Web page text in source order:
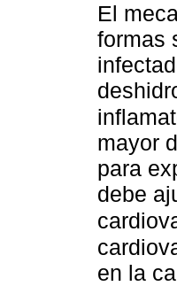
El
formas
mayor
para
debe
en la